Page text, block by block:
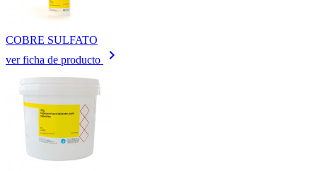
COBRE SULFATO
ver ficha de producto
keyboard_arrow_right